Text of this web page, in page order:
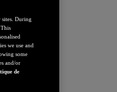
During
we use and
some
and/or
de